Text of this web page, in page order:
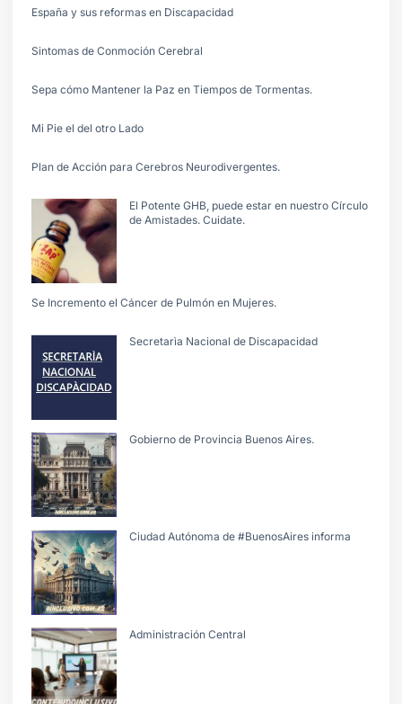
España y sus reformas en Discapacidad
Sintomas de Conmoción Cerebral
Sepa cómo Mantener la Paz en Tiempos de Tormentas.
Mi Pie el del otro Lado
Plan de Acción para Cerebros Neurodivergentes.
El Potente GHB, puede estar en nuestro Círculo
de Amistades. Cuidate.
Se Incremento el Cáncer de Pulmón en Mujeres.
Secretarìa Nacional de Discapacidad
Gobierno de Provincia Buenos Aires.
Ciudad Autónoma de #BuenosAires informa
Administración Central